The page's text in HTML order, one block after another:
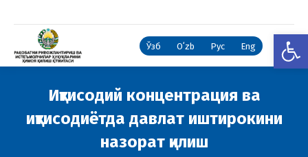
Ўзб Oʻzb Рус Eng
Иқтисодий концентрация ва
иқтисодиётда давлат иштирокини
назорат қилиш